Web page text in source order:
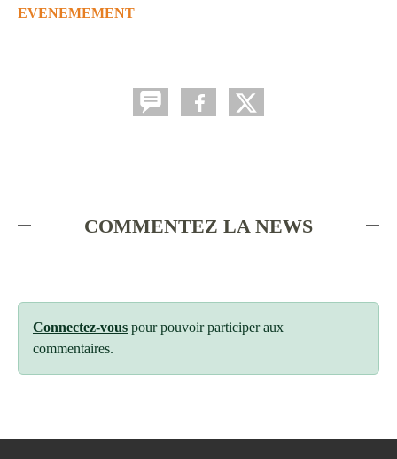
EVENEMEMENT
COMMENTEZ LA NEWS
Connectez-vous pour pouvoir participer aux
commentaires.